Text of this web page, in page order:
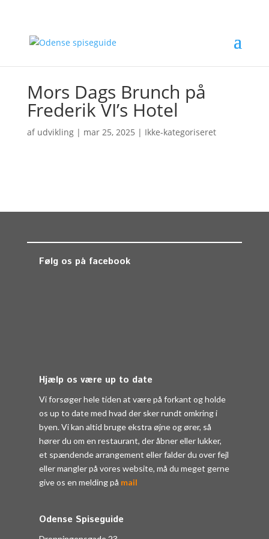
Mors Dags Brunch på
Frederik VI’s Hotel
af udvikling| mar 25, 2025 | Ikke-kategoriseret
Følg os på facebook
Hjælp os være up to date
Vi forsøger hele tiden at være på forkant og holde
os up to date med hvad der sker rundt omkring i
byen. Vi kan altid bruge ekstra øjne og ører, så
hører du om en restaurant, der åbner eller lukker,
et spændende arrangement eller falder du over fejl
eller mangler på vores website, må du meget gerne
give os en melding på mail
Odense Spiseguide